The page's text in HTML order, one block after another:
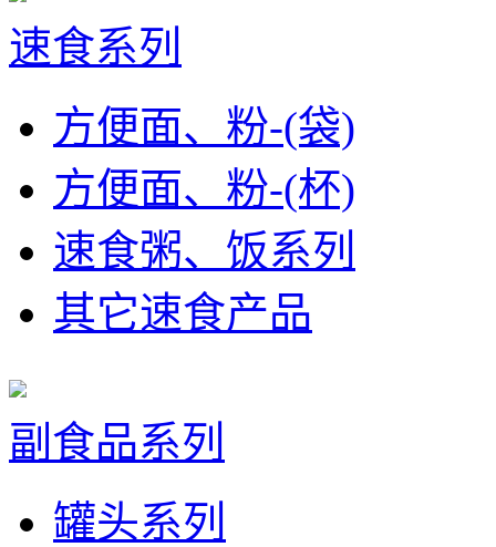
速食系列
方便面、粉-(袋)
方便面、粉-(杯)
速食粥、饭系列
其它速食产品
副食品系列
罐头系列